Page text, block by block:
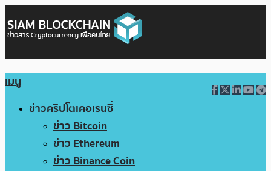
เมนู
ข่าวคริปโตเคอเรนซี่
ข่าว Bitcoin
ข่าว Ethereum
ข่าว Binance Coin